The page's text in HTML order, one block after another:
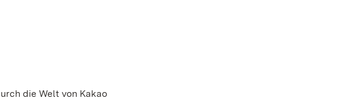
die Welt von Kakao